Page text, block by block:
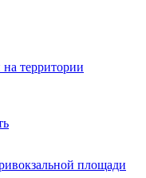
территории
площади